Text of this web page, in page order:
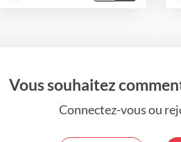
Vous souhaitez
Connectez-vous ou